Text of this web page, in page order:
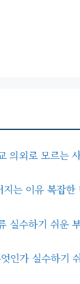
의외로 모르는
는 이유 복잡한
실수하기 쉬운
인가 실수하기